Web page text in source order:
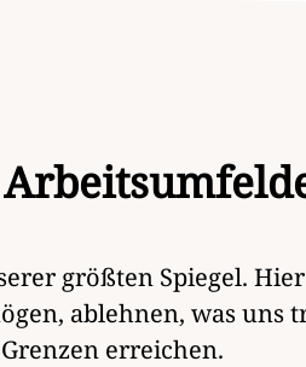
größten Spiegel.
ablehnen, was uns
erreichen.